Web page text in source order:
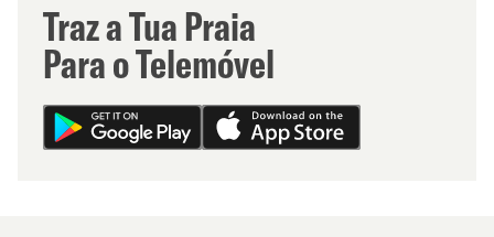
Traz a Tua Praia
Para o Telemóvel